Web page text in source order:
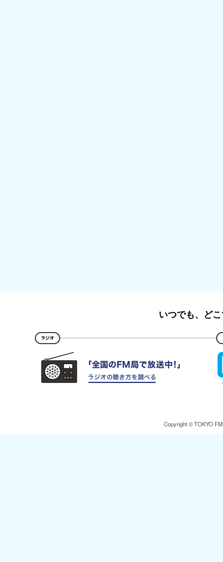
いつでも、ど
Copyright © TOKYO